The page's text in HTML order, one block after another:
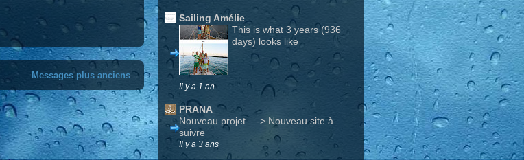
Messages plus anciens
Sailing Amélie
This is what 3 years (936
days) looks like
Il y a 1 an
PRANA
Nouveau projet... -> Nouveau site à
suivre
Il y a 3 ans